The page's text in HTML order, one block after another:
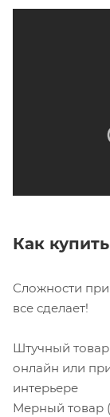
Как купить
Сложности
все сделает!
Штучный
онлайн или
интерьере
Мерный товар